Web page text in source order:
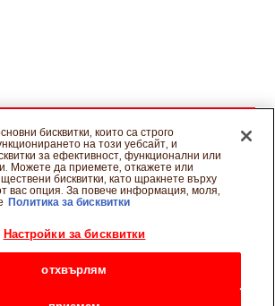
бисквитки, които са строго
на този уебсайт, и
за ефективност, функционални или
Можете да приемете, откажете или
бисквитки, като щракнете върху
вас опция. За повече информация, моля,
Политика за бисквитки
Настройки за бисквитки
отхвърлям